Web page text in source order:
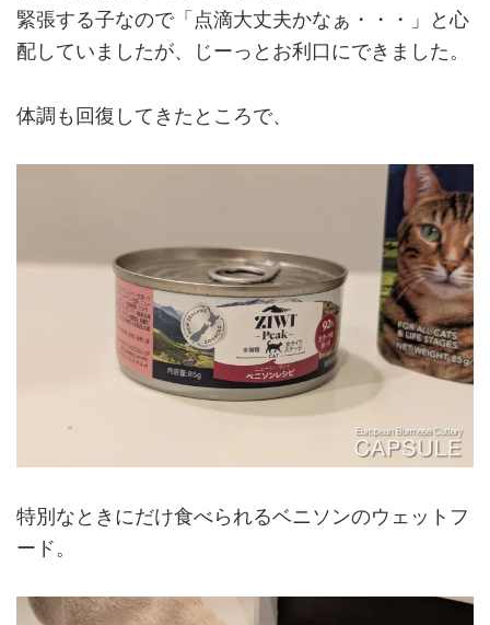
緊張する子なので「点滴大丈夫かなぁ・・・」と心
配していましたが、じーっとお利口にできました。
体調も回復してきたところで、
特別なときにだけ食べられるベニソンのウェットフ
ード。